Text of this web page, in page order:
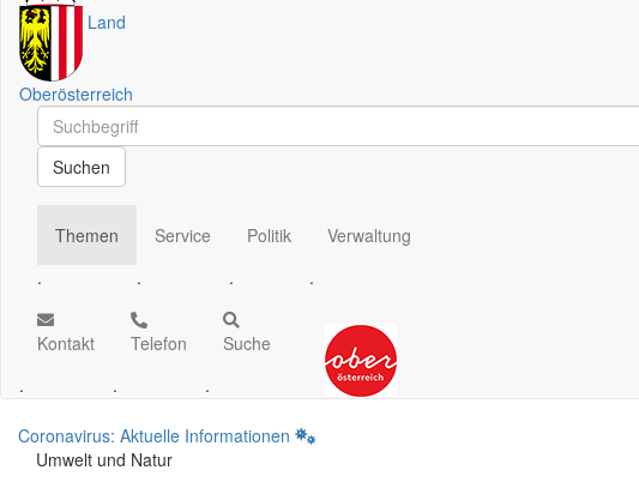
Land
Oberösterreich
Schnellsuche
Schnellsuche
Suchen
Themen
.
Service
.
Politik
.
Verwaltung
.
Kontakt
.
Telefon
.
Suche
.
Coronavirus: Aktuelle Informationen
Umwelt und Natur